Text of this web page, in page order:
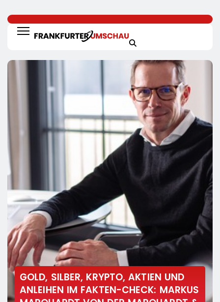
GOLD, SILBER, KRYPTO, AKTIEN UND
ANLEIHEN IM FAKTEN-CHECK: MARKUS